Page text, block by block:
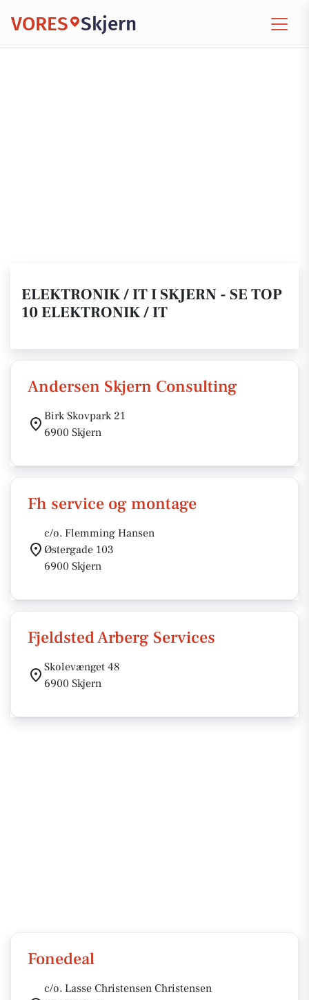
VORES Skjern
ELEKTRONIK / IT I SKJERN - SE TOP
10 ELEKTRONIK / IT
Andersen Skjern Consulting
Birk Skovpark 21
6900 Skjern
Fh service og montage
c/o. Flemming Hansen
Østergade 103
6900 Skjern
Fjeldsted Arberg Services
Skolevænget 48
6900 Skjern
Fonedeal
c/o. Lasse Christensen Christensen